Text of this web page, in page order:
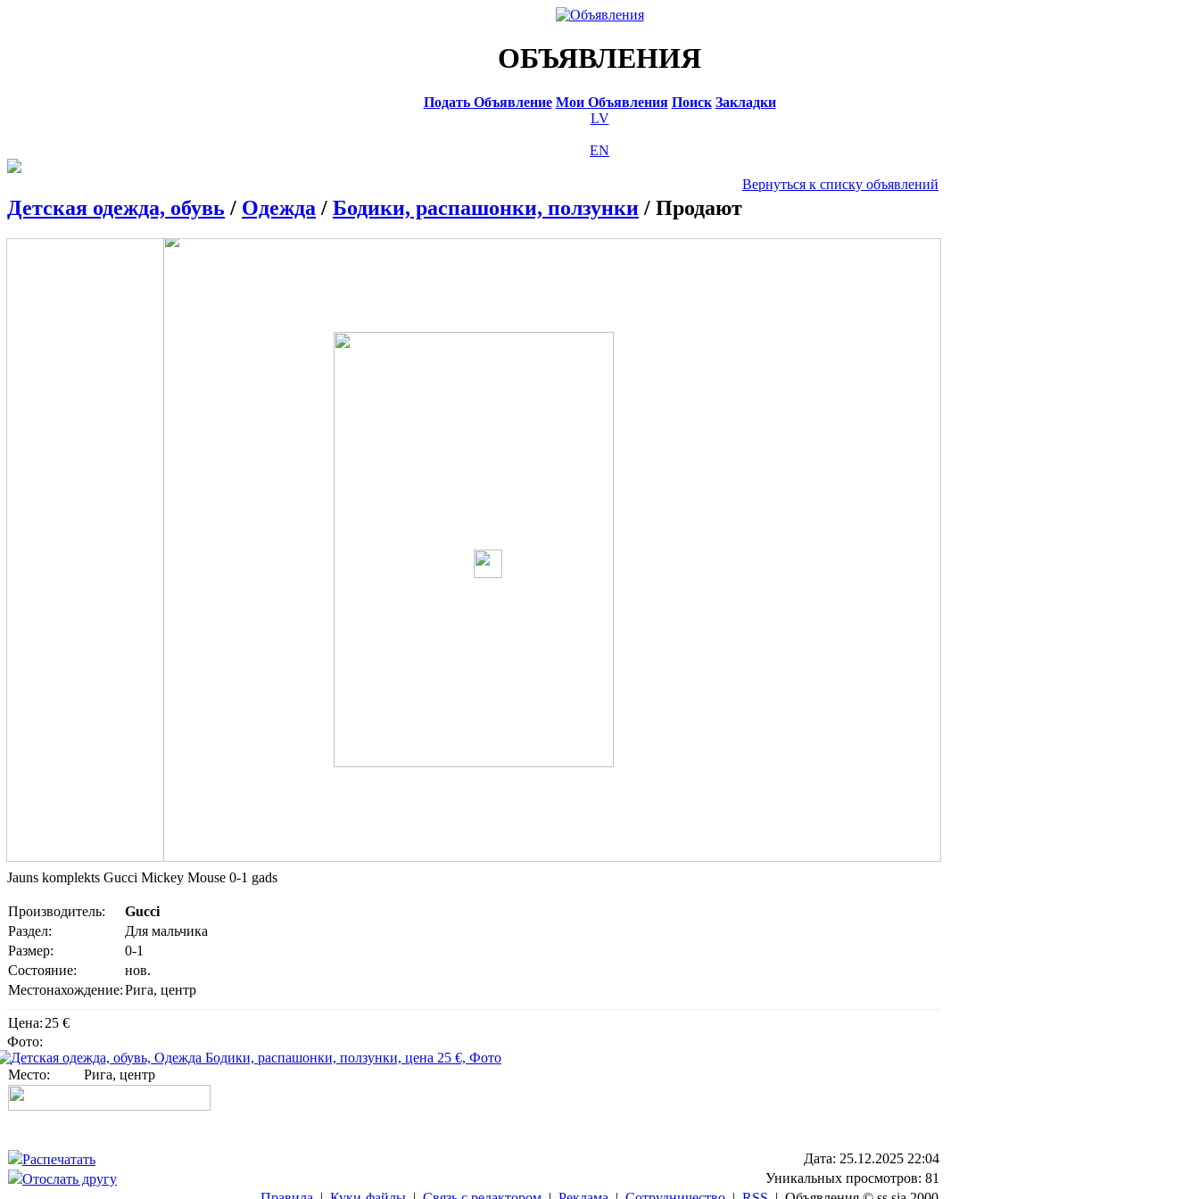
ОБЪЯВЛЕНИЯ
Подать Объявление Мои Объявления Поиск Закладки
LV
EN
Детская одежда, обувь / Одежда / Бодики, распашонки, ползунки / Продают
Вернуться к списку объявлений
Jauns komplekts Gucci Mickey Mouse 0-1 gads
Производитель:
Gucci
Раздел:
Для мальчика
Размер:
0-1
Состояние:
нов.
Местонахождение:Рига, центр
Цена: 25 €
Фото:
Место: Рига, центр
Распечатать
Дата: 25.12.2025 22:04
Отослать другу
Уникальных просмотров: 81